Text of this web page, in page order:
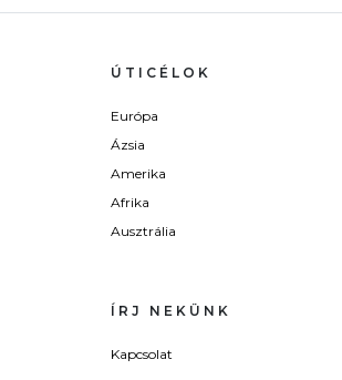
ÚTICÉLOK
Európa
Ázsia
Amerika
Afrika
Ausztrália
ÍRJ NEKÜNK
Kapcsolat